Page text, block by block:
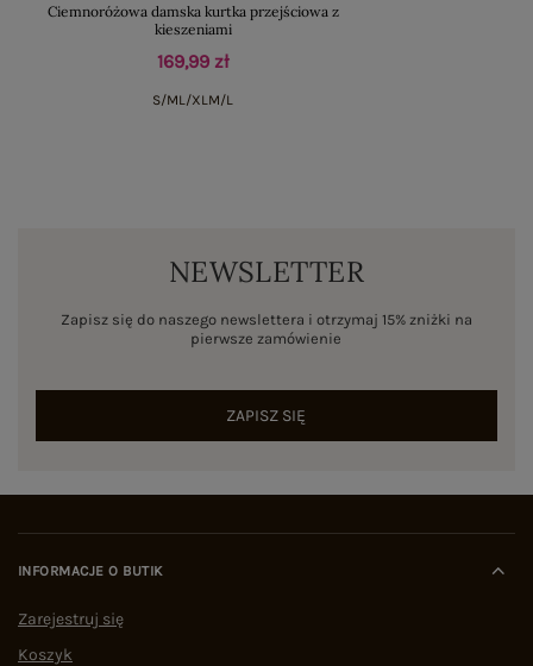
Ciemnoróżowa damska kurtka przejściowa z
kieszeniami
169,99 zł
S/ML/XL M/L
NEWSLETTER
Zapisz się do naszego newslettera i otrzymaj 15% zniżki na
pierwsze zamówienie
ZAPISZ SIĘ
INFORMACJE O BUTIK
Zarejestruj się
Koszyk